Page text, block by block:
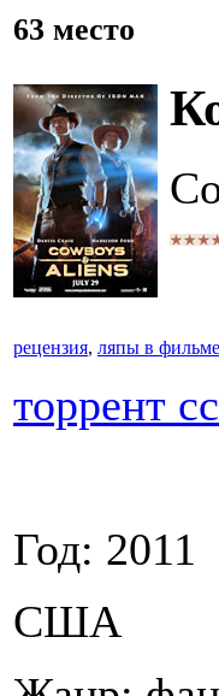
63 место
рецензия, ляпы в фильме
торрент
Год: 2011
США